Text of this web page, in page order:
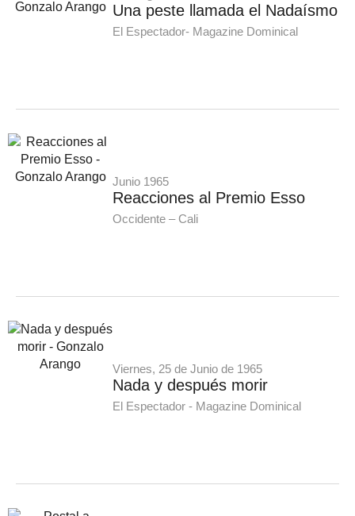
Una peste llamada el Nadaísmo
El Espectador- Magazine Dominical
Junio 1965
Reacciones al Premio Esso
Occidente – Cali
Viernes, 25 de Junio de 1965
Nada y después morir
El Espectador - Magazine Dominical